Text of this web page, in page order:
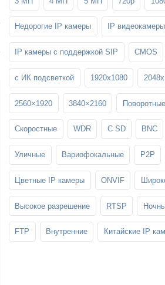
Недорогие IP камеры IP
IP камеры с поддержкой SIP CMOS
с ИК подсветкой 1920x1080
2560×1920 3840×2160
Скоростные WDR С SD BNC
Уличные Вариофокальные P2P
Цветные IP камеры ONVIF
Высокое разрешение RTSP
FTP Внутренние Китайские IP
Стойки и крепления для
телевизоров
Демо-комплекты ВКС
Шахтные телефоны
Звукоизоляционные кабины
SFP-модули
3G/4G LTE и ADSL модемы
Мобильные телефоны